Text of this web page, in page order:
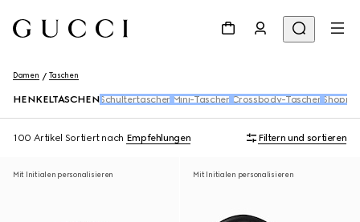
Damen Taschen
HENKELTASCHEN Schultertaschen Mini-Taschen Crossbody-Taschen
100 Artikel Sortiert nach Empfehlungen Filtern und sortieren
Mit Initialen personalisieren Mit Initialen personalisieren